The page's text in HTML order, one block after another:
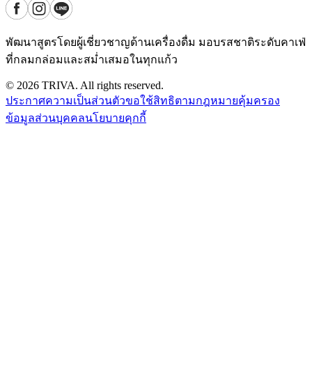
พัฒนาสูตรโดยผู้เชี่ยวชาญด้านเครื่องดื่ม มอบรสชาติระดับคาเฟ่
ที่กลมกล่อมและสม่ำเสมอในทุกแก้ว
© 2026 TRIVA. All rights reserved.
ประกาศความเป็นส่วนตัวขอใช้สิทธิตามกฎหมายคุ้มครอง
ข้อมูลส่วนบุคคลนโยบายคุกกี้